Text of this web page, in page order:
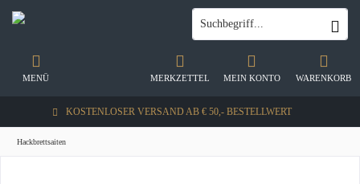
KOSTENLOSER VERSAND AB € 50,- BESTELLWERT
WARENKORB
MERKZETTEL MEIN KONTO
MENÜ
Hackbrettsaiten